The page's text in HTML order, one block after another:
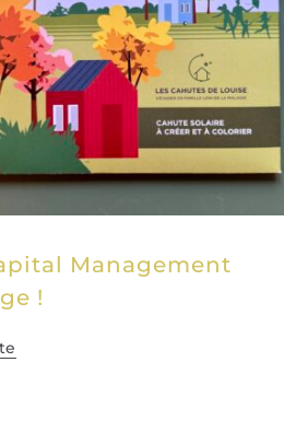
Management
!